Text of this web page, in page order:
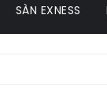
SÀN EXNESS